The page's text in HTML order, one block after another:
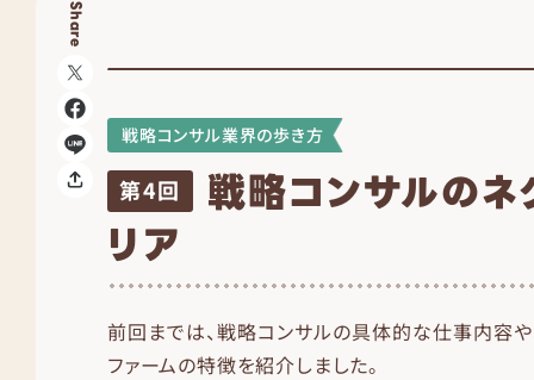
Share
戦略コンサル業界の歩き方
第4回 戦略コンサルのネ
リア
前回までは、戦略コンサルの具体的な仕事内容や
ファームの特徴を紹介しました。